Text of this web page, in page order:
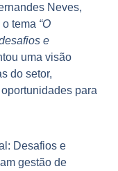
Neves,
tema “O
e
uma visão
do setor,
para
Desafios e
gestão de